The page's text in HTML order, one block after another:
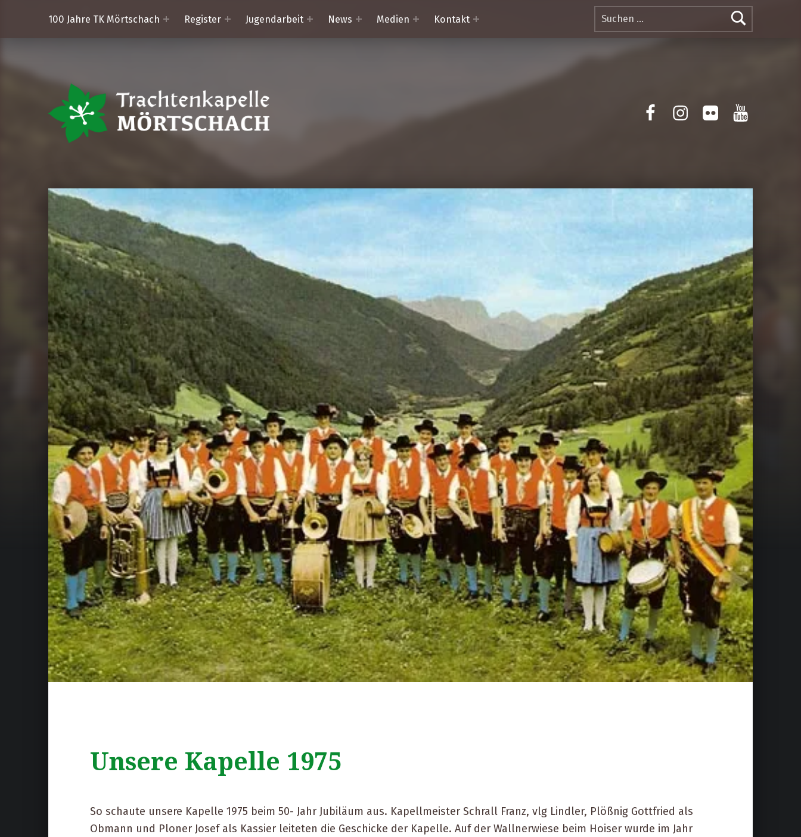
Suchen nach:
100 Jahre TK Mörtschach
Register Jugendarbeit News Medien Kontakt
FacebookInstagram
FlickrYotube
Unsere Kapelle 1975
So schaute unsere Kapelle 1975 beim 50- Jahr Jubiläum aus. Kapellmeister Schrall Franz, vlg Lindler, Plößnig Gottfried als
Obmann und Ploner Josef als Kassier leiteten die Geschicke der Kapelle. Auf der Wallnerwiese beim Hoiser wurde im Jahr